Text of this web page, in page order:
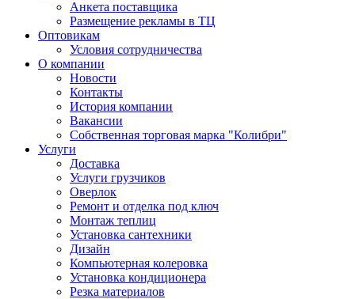
Анкета поставщика
Размещение рекламы в ТЦ
Оптовикам
Условия сотрудничества
О компании
Новости
Контакты
История компании
Вакансии
Собственная торговая марка "Колибри"
Услуги
Доставка
Услуги грузчиков
Оверлок
Ремонт и отделка под ключ
Монтаж теплиц
Установка сантехники
Дизайн
Компьютерная колеровка
Установка кондиционера
Резка материалов